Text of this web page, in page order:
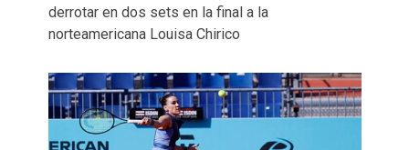
derrotar en dos sets en la final a la
norteamericana Louisa Chirico